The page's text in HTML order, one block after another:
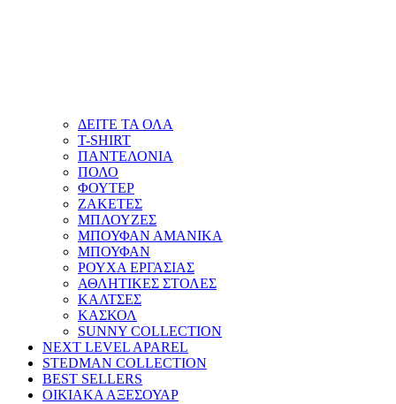
ΔΕΙΤΕ ΤΑ ΟΛΑ
T-SHIRT
ΠΑΝΤΕΛΟΝΙΑ
ΠΟΛΟ
ΦΟΥΤΕΡ
ΖΑΚΕΤΕΣ
ΜΠΛΟΥΖΕΣ
ΜΠΟΥΦΑΝ ΑΜΑΝΙΚΑ
ΜΠΟΥΦΑΝ
ΡΟΥΧΑ ΕΡΓΑΣΙΑΣ
ΑΘΛΗΤΙΚΕΣ ΣΤΟΛΕΣ
ΚΑΛΤΣΕΣ
ΚΑΣΚΟΛ
SUNNY COLLECTION
NEXT LEVEL APAREL
STEDMAN COLLECTION
BEST SELLERS
ΟΙΚΙΑΚΑ ΑΞΕΣΟΥΑΡ